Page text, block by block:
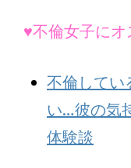
♥不倫女子に
不倫してい
い…彼の気
体験談